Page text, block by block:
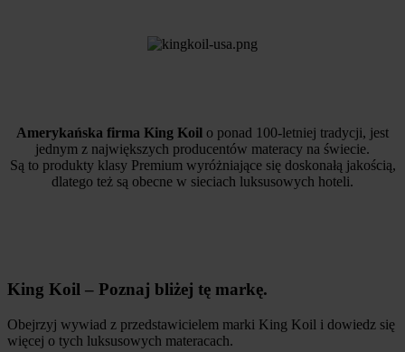
Amerykańska firma King Koil o ponad 100-letniej tradycji, jest
jednym z największych producentów materacy na świecie.
Są to produkty klasy Premium wyróżniające się doskonałą jakością,
dlatego też są obecne w sieciach luksusowych hoteli.
King Koil – Poznaj bliżej tę markę.
Obejrzyj wywiad z przedstawicielem marki King Koil i dowiedz się
więcej o tych luksusowych materacach.